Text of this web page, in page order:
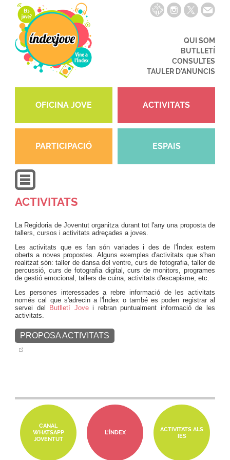
QUI SOM
BUTLLETÍ
CONSULTES
TAULER D'ANUNCIS
OFICINA JOVE ACTIVITATS
PARTICIPACIÓ ESPAIS
ACTIVITATS
La Regidoria de Joventut organitza durant tot l'any una proposta de
tallers, cursos i activitats adreçades a joves.
Les activitats que es fan són variades i des de l'Índex estem
oberts a noves propostes. Alguns exemples d'activitats que s'han
realitzat són: taller de dansa del ventre, curs de fotografia, taller de
percussió, curs de fotografia digital, curs de monitors, programes
de gestió emocional, tallers de cuina, activitats d'escapisme, etc.
Les persones interessades a rebre informació de les activitats
només cal que s'adrecin a l'Índex o també es poden registrar al
servei del
Butlletí Jovei rebran puntualment informació de les
activitats.
PROPOSA ACTIVITATS
CANAL
WHATSAPP
JOVENTUT
L'ÍNDEX
ACTIVITATS ALS
IES